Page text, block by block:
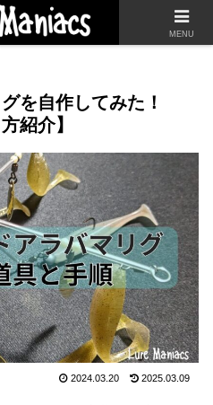
を自作してみた！
紹介】
2024.03.20 2025.03.09
MENU